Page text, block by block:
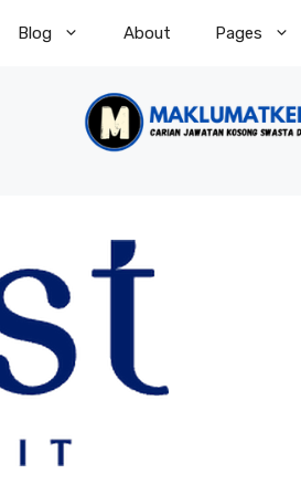
Blog About Pages